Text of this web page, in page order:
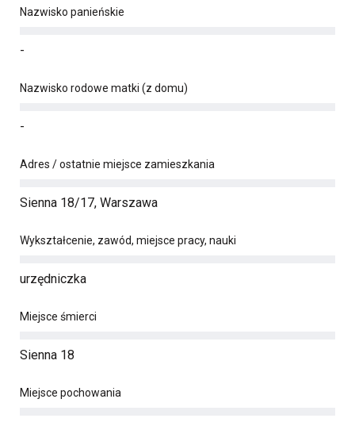
Nazwisko panieńskie
-
Nazwisko rodowe matki (z domu)
-
Adres / ostatnie miejsce zamieszkania
Sienna 18/17, Warszawa
Wykształcenie, zawód, miejsce pracy, nauki
urzędniczka
Miejsce śmierci
Sienna 18
Miejsce pochowania